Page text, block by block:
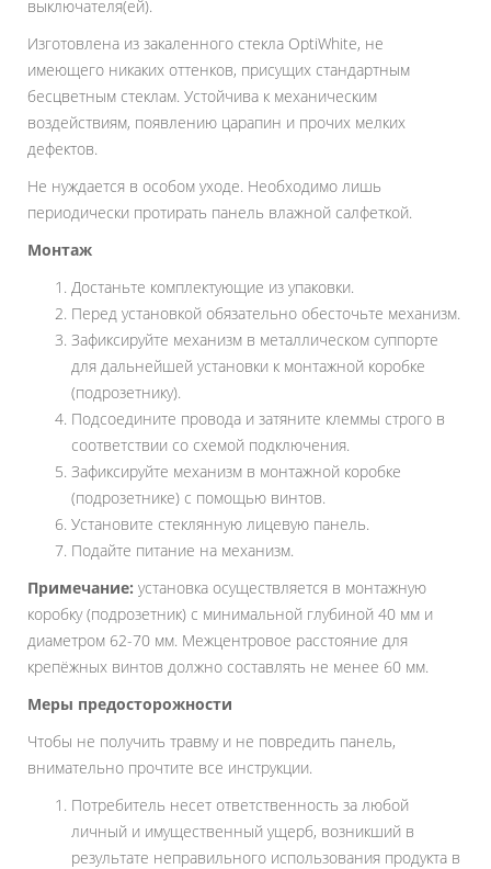
выключателя(ей).
Изготовлена из закаленного стекла OptiWhite, не
имеющего никаких оттенков, присущих стандартным
бесцветным стеклам. Устойчива к механическим
воздействиям, появлению царапин и прочих мелких
дефектов.
Не нуждается в особом уходе. Необходимо лишь
периодически протирать панель влажной салфеткой.
Монтаж
Достаньте комплектующие из упаковки.
Перед установкой обязательно обесточьте механизм.
Зафиксируйте механизм в металлическом суппорте
для дальнейшей установки к монтажной коробке
(подрозетнику).
Подсоедините провода и затяните клеммы строго в
соответствии со схемой подключения.
Зафиксируйте механизм в монтажной коробке
(подрозетнике) с помощью винтов.
Установите стеклянную лицевую панель.
Подайте питание на механизм.
Примечание: установка осуществляется в монтажную
коробку (подрозетник) с минимальной глубиной 40 мм и
диаметром 62-70 мм. Межцентровое расстояние для
крепёжных винтов должно составлять не менее 60 мм.
Меры предосторожности
Чтобы не получить травму и не повредить панель,
внимательно прочтите все инструкции.
Потребитель несет ответственность за любой
личный и имущественный ущерб, возникший в
результате неправильного использования продукта в